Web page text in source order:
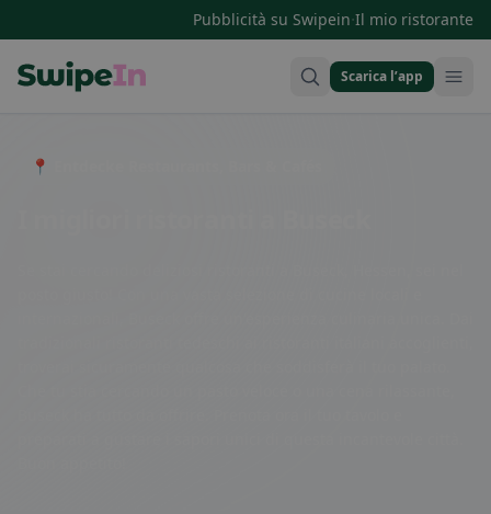
Pubblicità su Swipein·Il mio ristorante
Scarica l’app
📍 Entdecke Restaurants, Bars & Cafés